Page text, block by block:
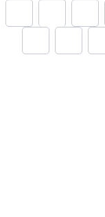
대 사회
반환에